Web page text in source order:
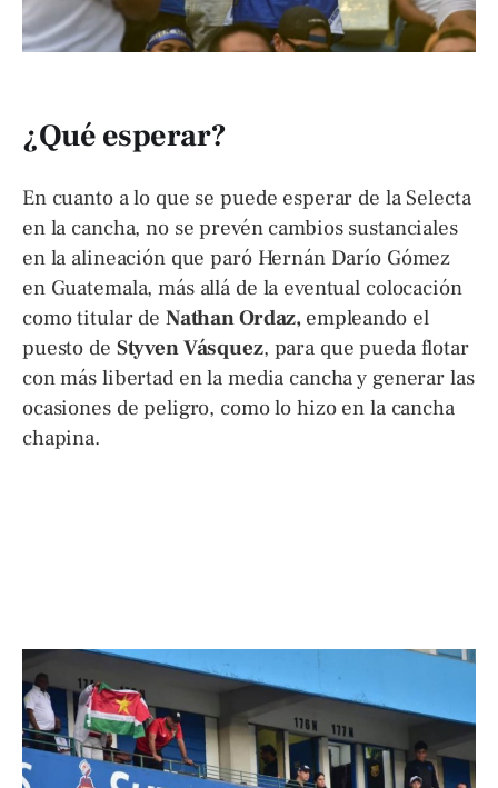
¿Qué esperar?
En cuanto a lo que se puede esperar de la Selecta
en la cancha, no se prevén cambios sustanciales
en la alineación que paró Hernán Darío Gómez
en Guatemala, más allá de la eventual colocación
como titular de Nathan Ordaz, empleando el
puesto de Styven Vásquez, para que pueda flotar
con más libertad en la media cancha y generar las
ocasiones de peligro, como lo hizo en la cancha
chapina.